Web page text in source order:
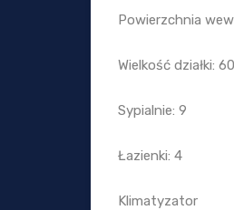
Powierzchnia
Wielkość działki:
Sypialnie: 9
Łazienki: 4
Klimatyzator